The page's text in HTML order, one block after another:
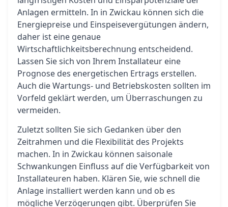
Anlagen ermitteln. In in Zwickau können sich die
Energiepreise und Einspeisevergütungen ändern,
daher ist eine genaue
Wirtschaftlichkeitsberechnung entscheidend.
Lassen Sie sich von Ihrem Installateur eine
Prognose des energetischen Ertrags erstellen.
Auch die Wartungs- und Betriebskosten sollten im
Vorfeld geklärt werden, um Überraschungen zu
vermeiden.
Zuletzt sollten Sie sich Gedanken über den
Zeitrahmen und die Flexibilität des Projekts
machen. In in Zwickau können saisonale
Schwankungen Einfluss auf die Verfügbarkeit von
Installateuren haben. Klären Sie, wie schnell die
Anlage installiert werden kann und ob es
mögliche Verzögerungen gibt. Überprüfen Sie